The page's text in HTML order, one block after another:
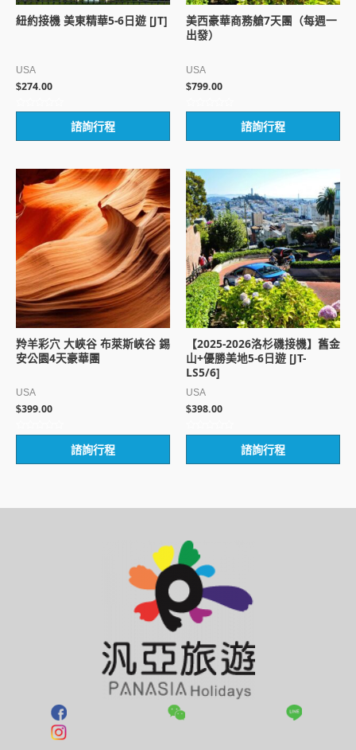
紐約接機 美東精華5-6日遊 [JT]
USA
$274.00
滿
諮詢行程
美西豪華商務艙7天團（每週一
出發）
USA
$799.00
滿
諮詢行程
羚羊彩穴 大峽谷 布萊斯峽谷 錫
安公園4天豪華團
USA
$399.00
評
滿
諮詢行程
【2025-2026洛杉磯接機】舊金
山+優勝美地5-6日遊 [JT-
LS5/6]
USA
$398.00
評
滿
諮詢行程